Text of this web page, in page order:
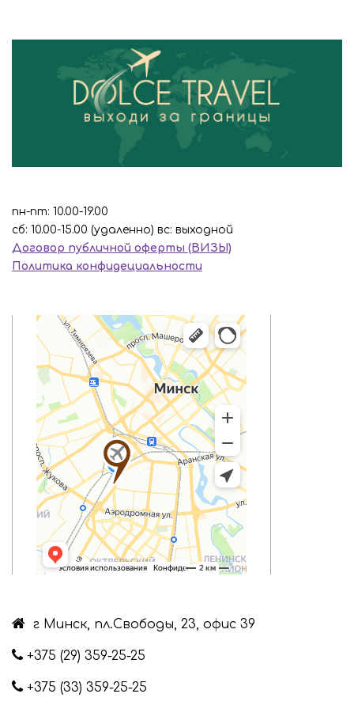
пн-пт: 10.00-19.00
сб: 10.00-15.00 (удаленно) вс: выходной
Договор публичной оферты (ВИЗЫ)
Политика конфидециальности
г Минск, пл.Свободы, 23, офис 39
+375 (29) 359-25-25
+375 (33) 359-25-25